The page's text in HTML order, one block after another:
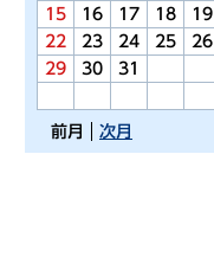
15
16 17 18 19
22
23 24 25 26
29
30 31
前月 次月